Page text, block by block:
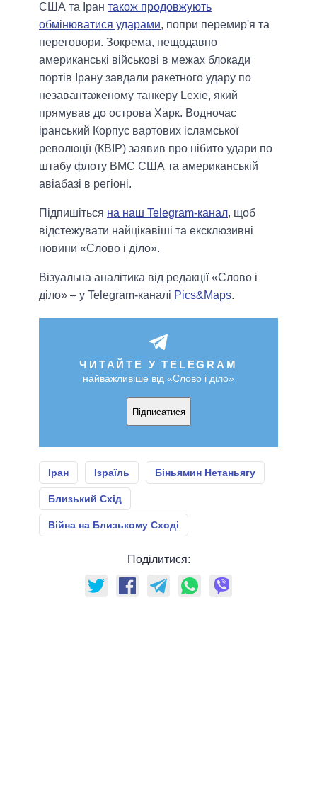
США та Іран також продовжують
обмінюватися ударами, попри перемир'я та
переговори. Зокрема, нещодавно
американські військові в межах блокади
портів Ірану завдали ракетного удару по
незавантаженому танкеру Lexie, який
прямував до острова Харк. Водночас
іранський Корпус вартових ісламської
революції (КВІР) заявив про нібито удари по
штабу флоту ВМС США та американській
авіабазі в регіоні.
Підпишіться на наш Telegram-канал, щоб
відстежувати найцікавіші та ексклюзивні
новини «Слово і діло».
Візуальна аналітика від редакції «Слово і
діло» – у Telegram-каналі Pics&Maps.
ЧИТАЙТЕ У TELEGRAM
найважливіше від «Слово і діло»
Підписатися
Іран Ізраїль Біньямин Нетаньягу
Близький Схід
Війна на Близькому Сході
Поділитися: